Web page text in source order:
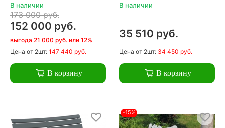
В наличии
173 000 руб.
152 000 руб.
выгода 21 000 руб. или 12%
Цена от 2шт: 147 440 руб.
В корзину
В наличии
35 510 руб.
Цена от 2шт: 34 450 руб.
В корзину
-15%